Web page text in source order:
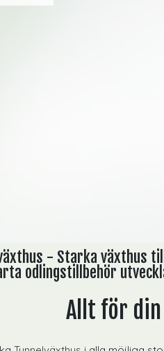
- Starka växthus
odlingstillbehör
Allt för